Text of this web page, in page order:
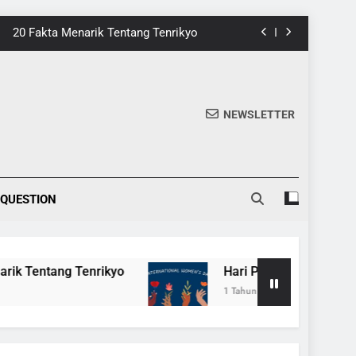
Fakta Menarik tentang Ensiklopedia
di Tomohon yang Wajib Dikunjungi
Game 8-Bit ke Galeri Kontemporer
20 Fakta Menarik Tentang Tenrikyo
NEWSLETTER
Hari Perempuan Internasional,
1 Tahun Ago